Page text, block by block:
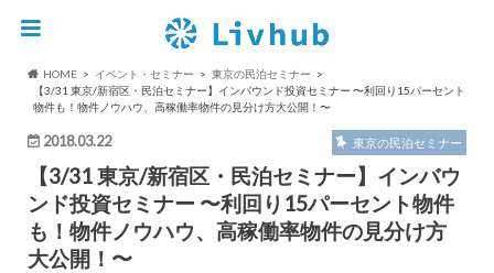
HOME イベント・セミナー
東京の民泊セミナー
【3/31 東京/新宿区・民泊セミナー】インバウンド投資セミナー 〜利回り15パーセント
物件も！物件ノウハウ、高稼働率物件の見分け方大公開！〜
2018.03.22 東京の民泊セミナー
【3/31 東京/新宿区・民泊セミナー】インバウ
ンド投資セミナー 〜利回り15パーセント物件
も！物件ノウハウ、高稼働率物件の見分け方
大公開！〜